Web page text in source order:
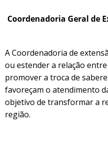
Coordenadoria Geral de
A Coordenadoria de
ou estender a relação entre
promover a troca de
favoreçam o atendimento
objetivo de transformar a
região.